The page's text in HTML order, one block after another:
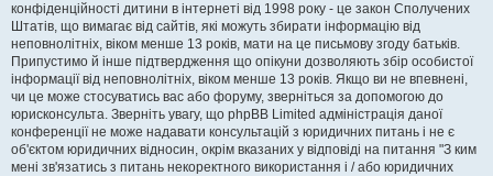
конфіденційності дитини в інтернеті від 1998 року - це закон Сполучених
Штатів, що вимагає від сайтів, які можуть збирати інформацію від
неповнолітніх, віком менше 13 років, мати на це письмову згоду батьків.
Припустимо й інше підтвердження що опікуни дозволяють збір особистої
інформації від неповнолітніх, віком менше 13 років. Якщо ви не впевнені,
чи це може стосуватись вас або форуму, зверніться за допомогою до
юрисконсульта. Зверніть увагу, що phpBB Limited адміністрація даної
конференції не може надавати консультацій з юридичних питань і не є
об'єктом юридичних відносин, окрім вказаних у відповіді на питання "З ким
мені зв'язатись з питань некоректного використання і / або юридичних